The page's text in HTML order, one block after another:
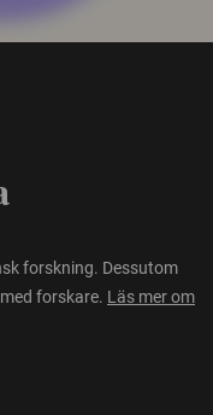
forskning. Dessutom
forskare. Läs mer om